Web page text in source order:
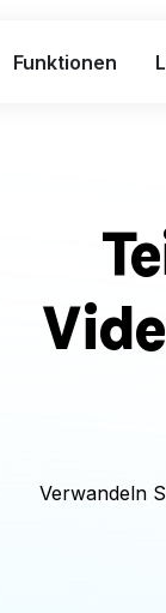
Funktionen
Verwandeln